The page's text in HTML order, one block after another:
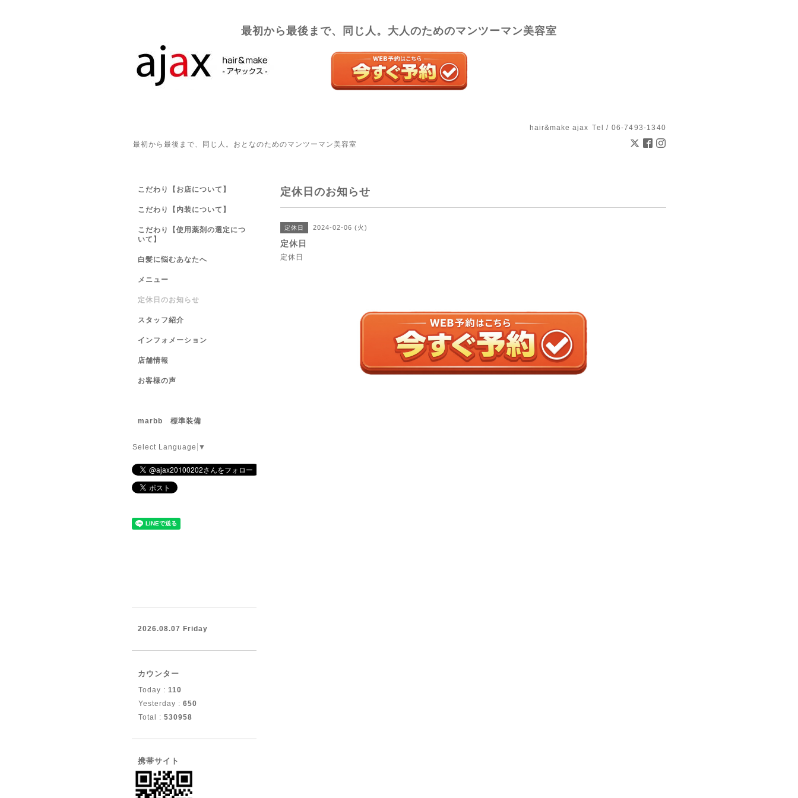
最初から最後まで、同じ人。大人のためのマンツーマン美容室
hair&make ajax Tel / 06-7493-1340
最初から最後まで、同じ人。おとなのためのマンツーマン美容室
定休日のお知らせ
定休日 2024-02-06 (火)
定休日
定休日
こだわり【お店について】
こだわり【内装について】
こだわり【使用薬剤の選定につ
いて】
白髪に悩むあなたへ
メニュー
定休日のお知らせ
スタッフ紹介
インフォメーション
店舗情報
お客様の声
marbb 標準装備
Select Language ▼
2026.08.07 Friday
カウンター
Today : 110
Yesterday : 650
Total : 530958
携帯サイト